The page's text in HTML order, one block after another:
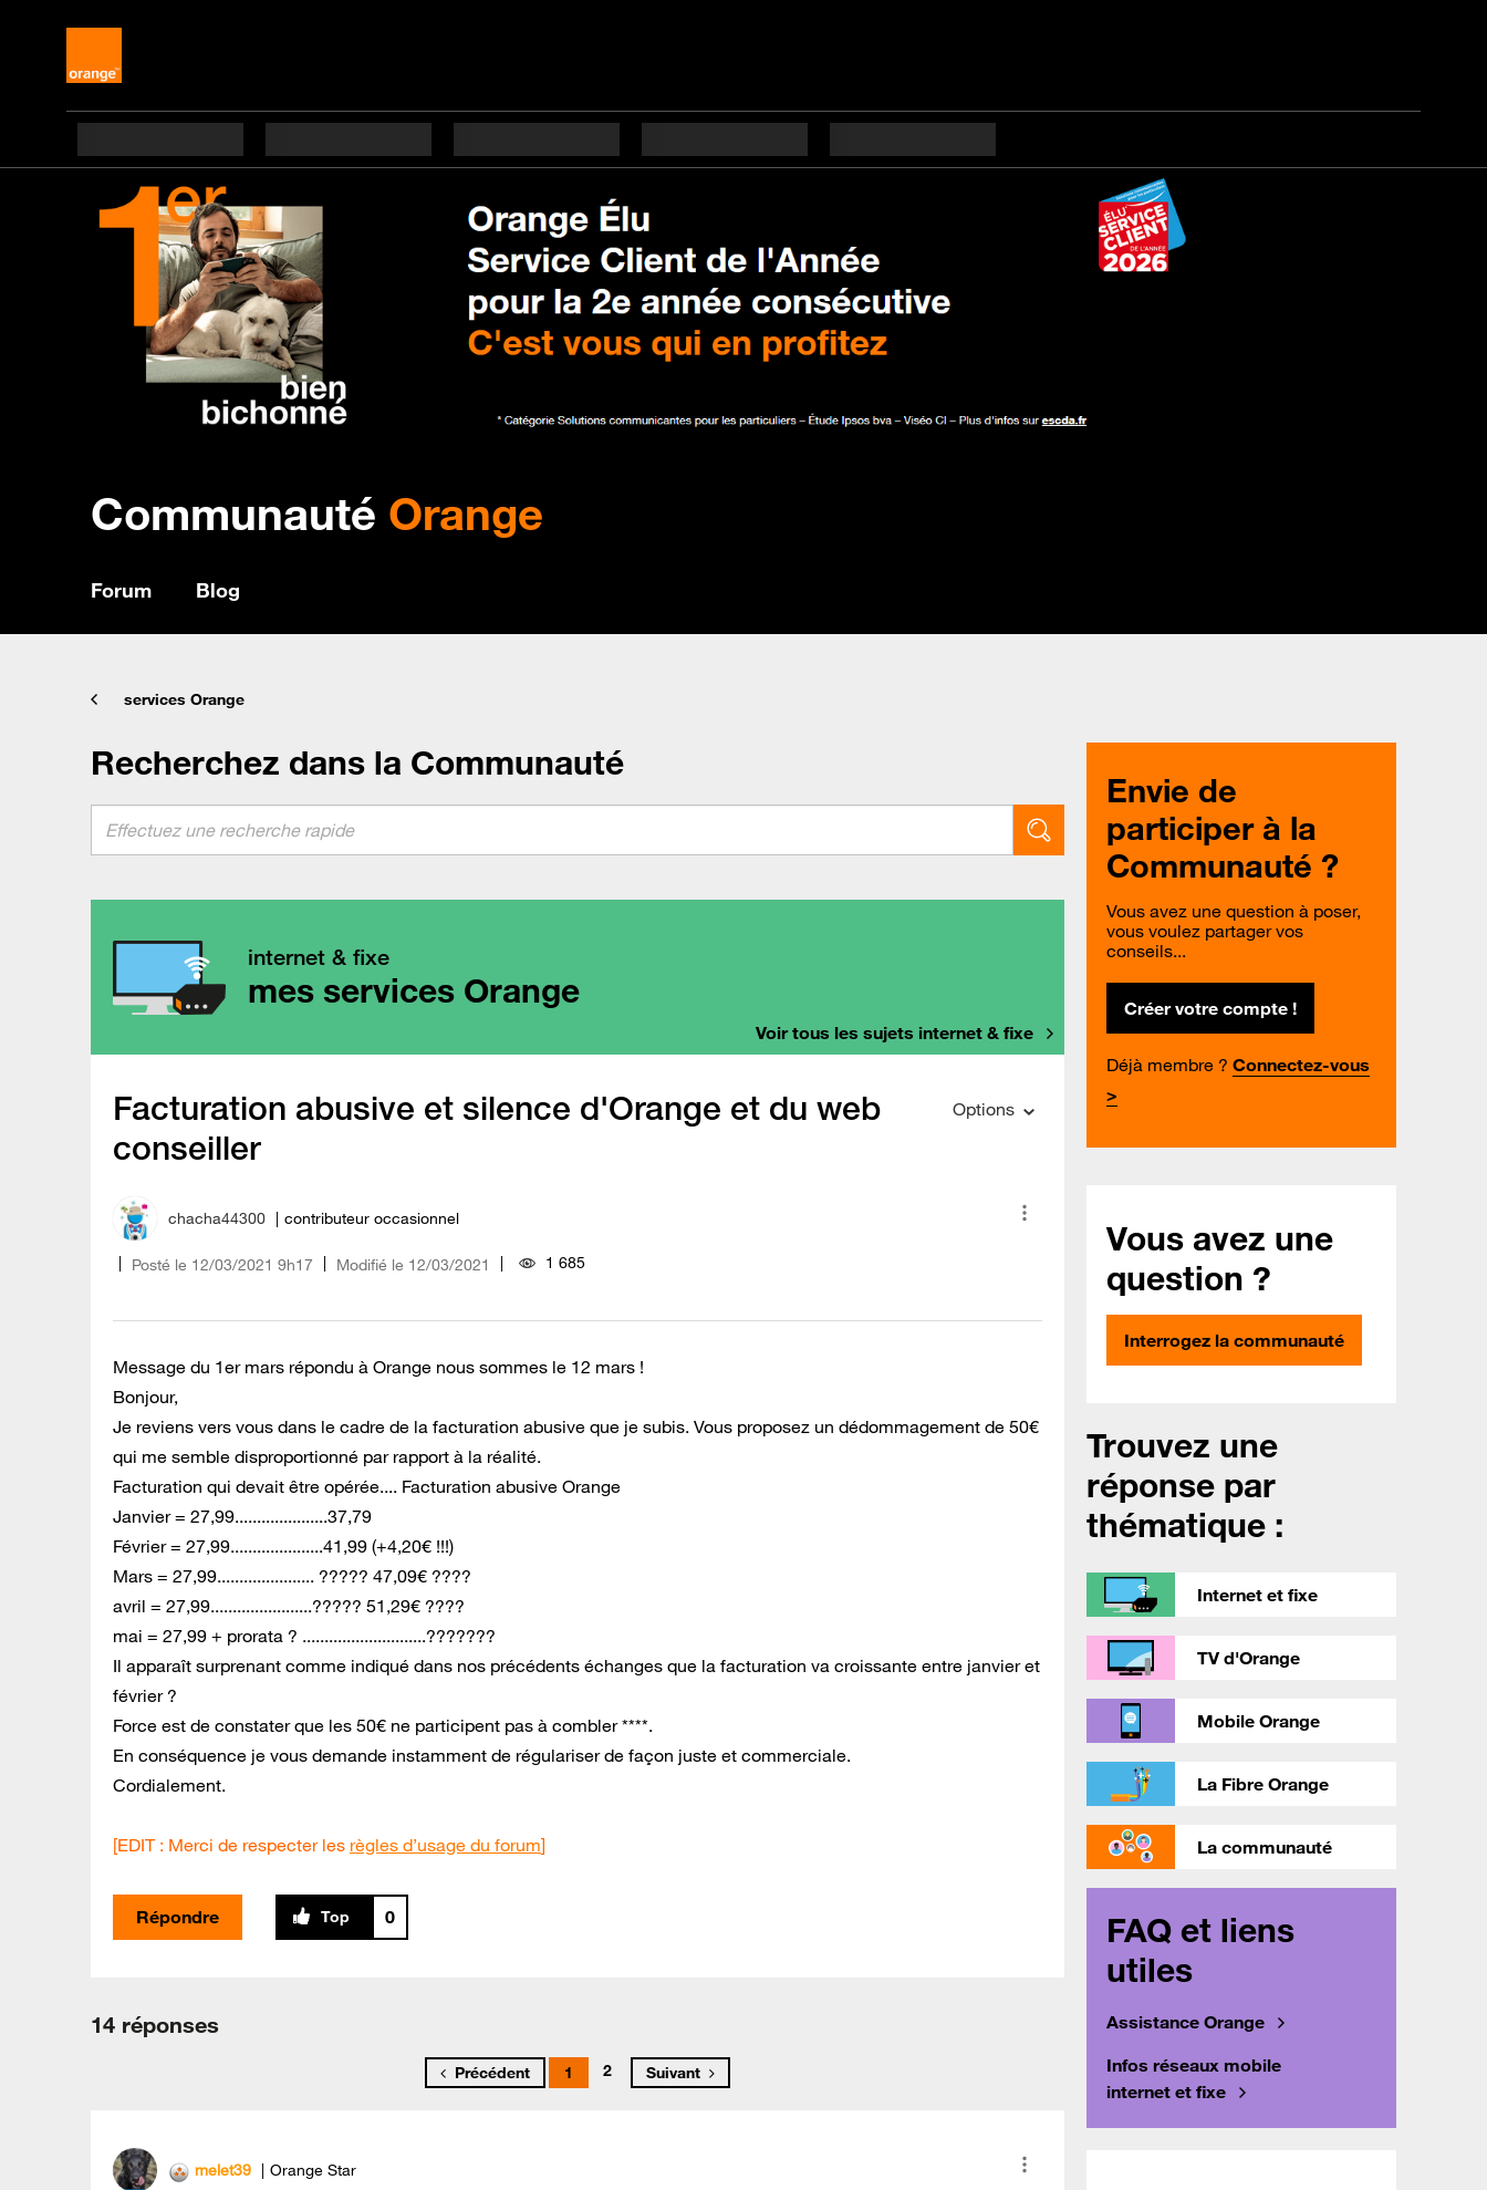
Communauté Orange
Forum Blog
services Orange
Recherchez dans la Communauté
internet & fixe
mes services Orange
Voir tous les sujets internet & fixe
Facturation abusive et silence d'Orange et du web
conseiller
Options
chacha44300 contributeur occasionnel
Posté le ‎12/03/2021 9h17 Modifié le 12/03/2021 1 685
Message du 1er mars répondu à Orange nous sommes le 12 mars !
Bonjour,
Je reviens vers vous dans le cadre de la facturation abusive que je subis. Vous proposez un dédommagement de 50€
qui me semble disproportionné par rapport à la réalité.
Facturation qui devait être opérée.... Facturation abusive Orange
Janvier = 27,99.....................37,79
Février = 27,99.....................41,99 (+4,20€ !!!)
Mars = 27,99...................... ????? 47,09€ ????
avril = 27,99.......................????? 51,29€ ????
mai = 27,99 + prorata ? ............................???????
Il apparaît surprenant comme indiqué dans nos précédents échanges que la facturation va croissante entre janvier et
février ?
Force est de constater que les 50€ ne participent pas à combler ****.
En conséquence je vous demande instamment de régulariser de façon juste et commerciale.
Cordialement.
[EDIT : Merci de respecter les règles d’usage du forum]
Répondre 0
14 réponses
Précédent 1 2 Suivant
melet39 Orange Star
Envie de
participer à la
Communauté ?
Vous avez une question à poser,
vous voulez partager vos
conseils...
Créer votre compte !
Déjà membre ? Connectez-vous
>
Vous avez une
question ?
Interrogez la communauté
Trouvez une
réponse par
thématique :
Internet et fixe
TV d'Orange
Mobile Orange
La Fibre Orange
La communauté
FAQ et liens
utiles
Assistance Orange
Infos réseaux mobile
internet et fixe